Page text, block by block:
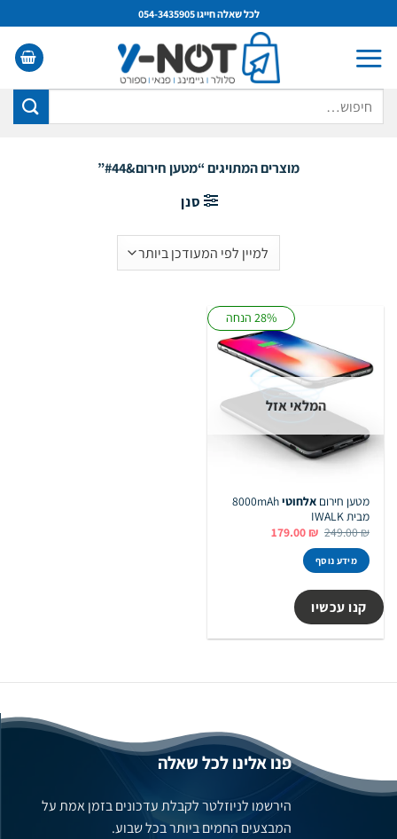
to
content
לכל שאלה חייגו 054-3435905
מוצרים המתויגים “מטען חירום&#44”
סנן
28% הנחה
המלאי אזל
מטען חירוםאלחוטי8000mAh
מבית IWALK
249.00₪ המחיר
היה:
249.00 ₪.
179.00₪ המחיר
מידע נוסף
קנו עכשיו
פנו אלינו לכל שאלה
הירשמו לניוזלטר לקבלת עדכונים בזמן אמת על
המבצעים החמים ביותר בכל שבוע.